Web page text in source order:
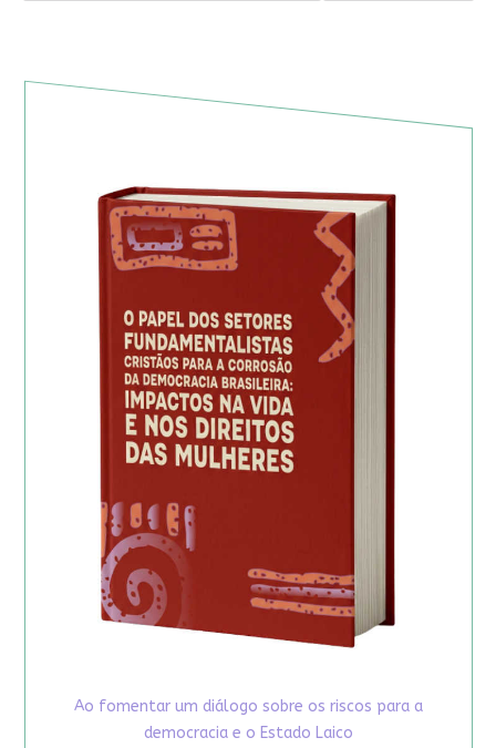
Ao fomentar um diálogo sobre os riscos para a
democracia e o Estado Laico